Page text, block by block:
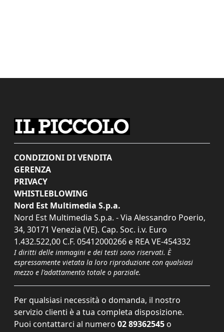
CONDIZIONI DI VENDITA
GERENZA
PRIVACY
WHISTLEBLOWING
Nord Est Multimedia S.p.a.
Nord Est Multimedia S.p.a. - Via Alessandro Poerio,
34, 30171 Venezia (VE). Cap. Soc. i.v. Euro
1.432.522,00 C.F. 05412000266 e REA VE-454332
I diritti delle immagini e dei testi sono riservati. È
espressamente vietata la loro riproduzione con qualsiasi
mezzo e l'adattamento totale o parziale.
Per qualsiasi necessità o domanda, il nostro
servizio clienti è a tua completa disposizione.
Puoi contattarci al numero 02 89362545 o